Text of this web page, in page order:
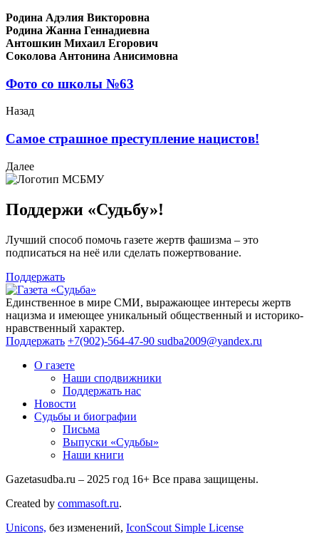
Родина Адэлия Викторовна
Родина Жанна Геннадиевна
Антошкин Михаил Егорович
Соколова Антонина Анисимовна
Фото со школы №63
Назад
Самое страшное преступление нацистов!
Далее
Поддержи «Судьбу»!
Лучший способ помочь газете жертв фашизма – это
подписаться на неё или сделать пожертвование.
Поддержать
Единственное в мире СМИ, выражающее интересы жертв
нацизма и имеющее уникальный общественный и историко-
нравственный характер.
Поддержать +7(902)-564-47-90 sudba2009@yandex.ru
О газете
Наши сподвижники
Поддержать нас
Новости
Судьбы и биографии
Письма
Выпуски «Судьбы»
Наши книги
Gazetasudba.ru – 2025 год 16+ Все права защищены.
Created by commasoft.ru.
Unicons, без изменений, IconScout Simple License